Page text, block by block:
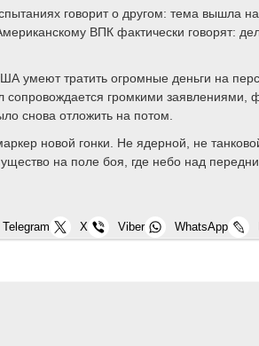
говорит о другом: тема вышла
ВПК фактически говорят:
умеют тратить огромные деньги на
сопровождается громкими
снова отложить на потом.
новой гонки. Не ядерной, не
на поле боя, где небо над
Telegram X Viber WhatsApp